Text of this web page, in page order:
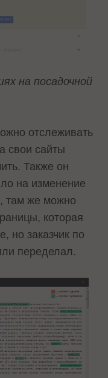
на посадочной
отслеживать
свои сайты
Также он
на изменение
там же можно
которая
но заказчик по
переделал.